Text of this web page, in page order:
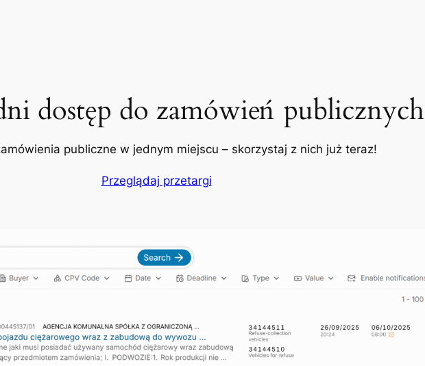
dostęp do zamówień publicznych
publiczne w jednym miejscu – skorzystaj z nich już teraz!
Przeglądaj przetargi